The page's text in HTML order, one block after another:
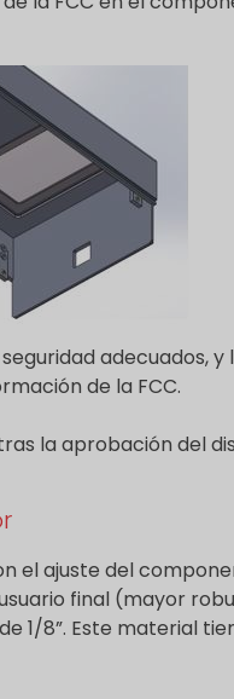
adecuados,
de la FCC.
la aprobación del
el ajuste del
final (mayor
1/8”. Este material